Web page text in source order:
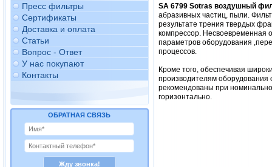
Пресс фильтры
Сертификаты
Доставка и оплата
Статьи
Вопрос - Ответ
У нас покупают
Контакты
ОБРАТНАЯ СВЯЗЬ
SA 6799 Sotras воздушный
абразивных частиц, пыли.
результате трения твердых
компрессор. Несвоевременная
параметров оборудования
процессов.
Кроме того, обеспечивая
производителям оборудования
рекомендованы при
горизонтально.